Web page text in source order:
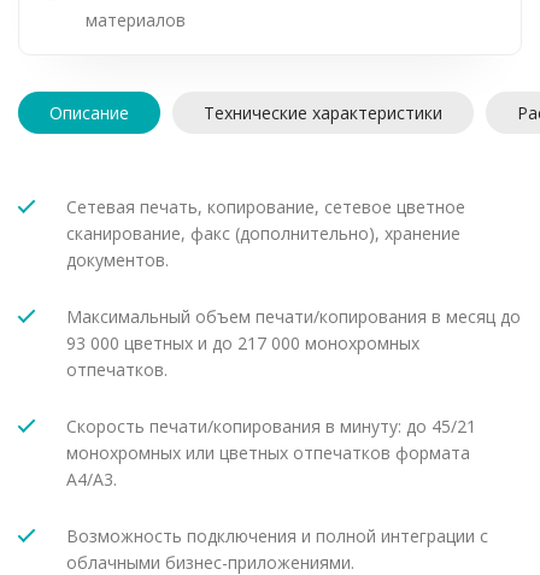
материалов
Описание Технические характеристики
Сетевая печать, копирование, сетевое цветное
сканирование, факс (дополнительно), хранение
документов.
Максимальный объем печати/копирования в месяц до
93 000 цветных и до 217 000 монохромных
отпечатков.
Скорость печати/копирования в минуту: до 45/21
монохромных или цветных отпечатков формата
A4/A3.
Возможность подключения и полной интеграции с
облачными бизнес-приложениями.